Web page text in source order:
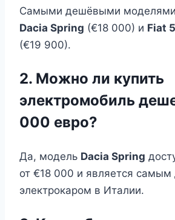
Самыми дешёвыми моделями
Dacia Spring (€18 000) и Fiat
(€19 900).
2. Можно ли купить
электромобиль
000 евро?
Да, модель Dacia Spring
от €18 000 и является
электрокаром в Италии.